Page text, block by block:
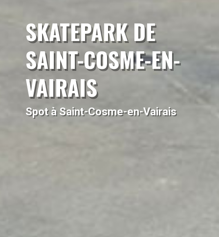
SKATEPARK DE
SAINT-COSME-EN-
VAIRAIS
Spot à Saint-Cosme-en-Vairais